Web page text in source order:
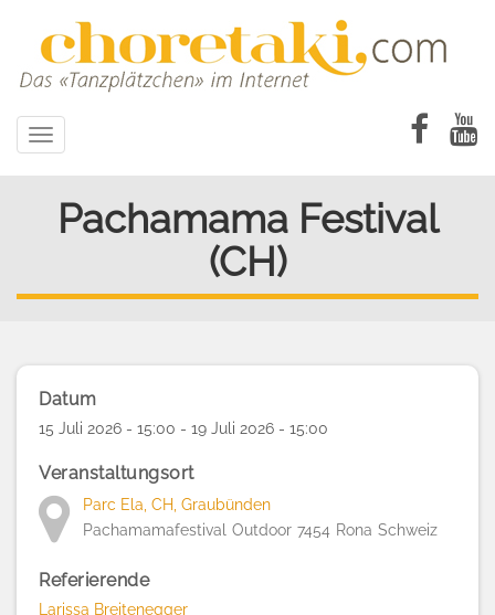
Toggle
navigation
Pachamama Festival
(CH)
Datum
15 Juli 2026 - 15:00 - 19 Juli 2026 - 15:00
Veranstaltungsort
Parc Ela, CH, Graubünden
Pachamamafestival
Outdoor 7454 Rona Schweiz
Referierende
Larissa Breitenegger